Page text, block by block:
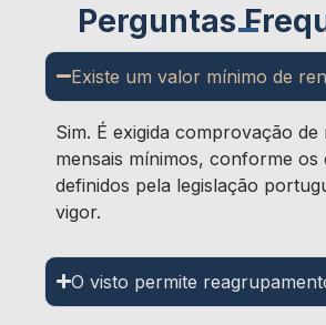
Perguntas
Existe um valor mínimo de
Sim. É exigida comprovação de
mensais mínimos, conforme os
definidos pela legislação
vigor.
O visto permite